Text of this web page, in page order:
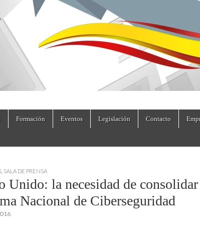
Formación Eventos Legislación Contacto
SALA DE PRENSA
Unido: la necesidad de consolidar
Nacional de Ciberseguridad